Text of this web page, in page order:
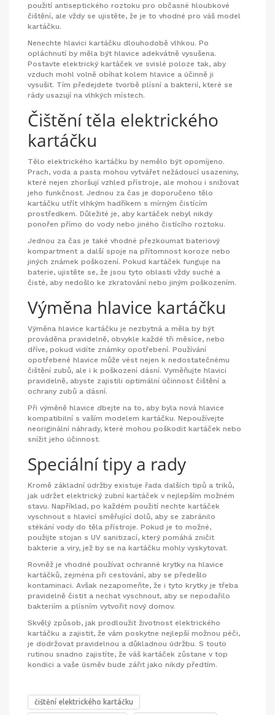
použití antiseptického roztoku pro občasné hloubkové
čištění, ale vždy se ujistěte, že je to vhodné pro váš model
kartáčku.
Nenechte hlavici kartáčku dlouhodobě vlhkou. Po
opláchnutí by měla být hlavice adekvátně vysušena.
Postavte elektrický kartáček ve svislé poloze tak, aby
vzduch mohl volně obíhat kolem hlavice a účinně ji
vysušit. Tím předejdete tvorbě plísní a bakterií, které se
rády usazují na vlhkých místech.
Čištění těla elektrického
kartáčku
Tělo elektrického kartáčku by nemělo být opomíjeno.
Prach, voda a pasta mohou vytvářet nežádoucí usazeniny,
které nejen zhoršují vzhled přístroje, ale mohou i snižovat
jeho funkčnost. Jednou za čas je doporučeno tělo
kartáčku utřít vlhkým hadříkem s mírným čistícím
prostředkem. Důležité je, aby kartáček nebyl nikdy
ponořen přímo do vody nebo jiného čistícího roztoku.
Jednou za čas je také vhodné přezkoumat bateriový
kompartment a další spoje na přítomnost koroze nebo
jiných známek poškození. Pokud kartáček funguje na
baterie, ujistěte se, že jsou tyto oblasti vždy suché a
čisté, aby nedošlo ke zkratování nebo jiným poškozením.
Výměna hlavice kartáčku
Výměna hlavice kartáčku je nezbytná a měla by být
prováděna pravidelně, obvykle každé tři měsíce, nebo
dříve, pokud vidíte známky opotřebení. Používání
opotřebené hlavice může vést nejen k nedostatečnému
čištění zubů, ale i k poškození dásní. Vyměňujte hlavici
pravidelně, abyste zajistili optimální účinnost čištění a
ochrany zubů a dásní.
Při výměně hlavice dbejte na to, aby byla nová hlavice
kompatibilní s vaším modelem kartáčku. Nepoužívejte
neoriginální náhrady, které mohou poškodit kartáček nebo
snížit jeho účinnost.
Speciální tipy a rady
Kromě základní údržby existuje řada dalších tipů a triků,
jak udržet elektrický zubní kartáček v nejlepším možném
stavu. Například, po každém použití nechte kartáček
vyschnout s hlavicí směřující dolů, aby se zabránilo
stékání vody do těla přístroje. Pokud je to možné,
použijte stojan s UV sanitizací, který pomáhá zničit
bakterie a viry, jež by se na kartáčku mohly vyskytovat.
Rovněž je vhodné používat ochranné krytky na hlavice
kartáčků, zejména při cestování, aby se předešlo
kontaminaci. Avšak nezapomeňte, že i tyto krytky je třeba
pravidelně čistit a nechat vyschnout, aby se nepodařilo
bakteriím a plísním vytvořit nový domov.
Skvělý způsob, jak prodloužit životnost elektrického
kartáčku a zajistit, že vám poskytne nejlepší možnou péči,
je dodržovat pravidelnou a důkladnou údržbu. S touto
rutinou snadno zajistíte, že váš kartáček zůstane v top
kondici a vaše úsměv bude zářit jako nikdy předtím.
čištění elektrického kartáčku